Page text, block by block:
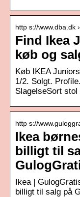
http s://www.dba.dk
Find Ikea
køb og
Køb IKEA
1/2. Solgt.
SlagelseSort
http s://
Ikea
billigt til
Ikea |
billigt til salg på